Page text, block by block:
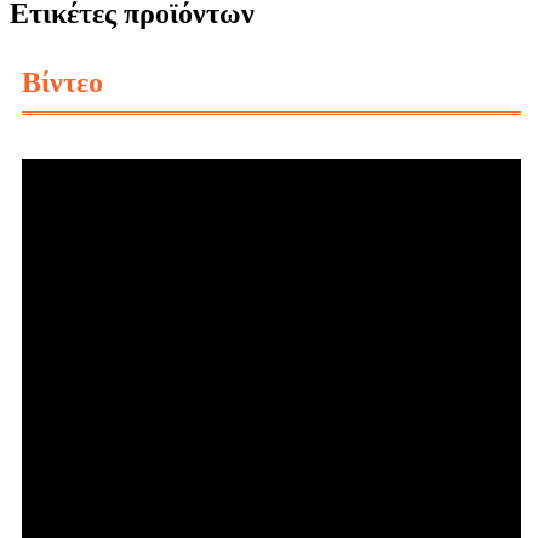
Ετικέτες προϊόντων
Βίντεο